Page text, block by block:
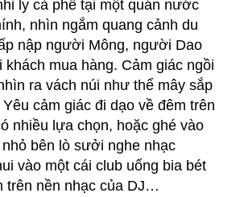
ly cà phê tại một quán nước
nhìn ngắm quang cảnh du
nập người Mông, người Dao
mua hàng. Cảm giác ngồi
ra vách núi như thể mây sắp
cảm giác đi dạo về đêm trên
nhiều lựa chọn, hoặc ghé vào
bên lò sưởi nghe nhạc
vào một cái club uống bia bét
trên nền nhạc của DJ…